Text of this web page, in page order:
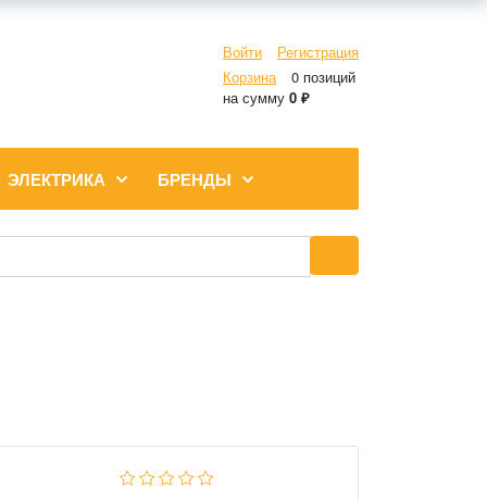
Войти
Регистрация
Корзина
0 позиций
на сумму 0 ₽
ЭЛЕКТРИКА БРЕНДЫ